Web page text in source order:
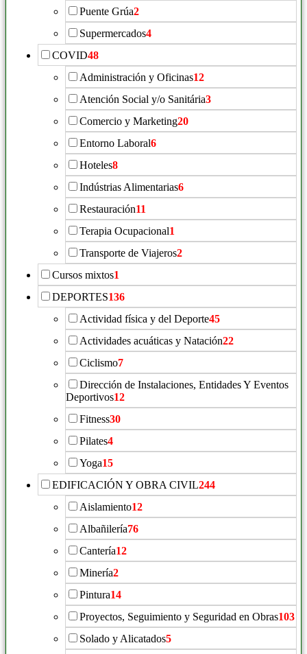
Puente Grúa2
Supermercados4
COVID48
Administración y Oficinas12
Atención Social y/o Sanitária3
Comercio y Marketing20
Entorno Laboral6
Hoteles8
Indústrias Alimentarias6
Restauración11
Terapia Ocupacional1
Transporte de Viajeros2
Cursos mixtos1
DEPORTES136
Actividad física y del Deporte45
Actividades acuáticas y Natación22
Ciclismo7
Dirección de Instalaciones, Entidades Y Eventos
Deportivos12
Fitness30
Pilates4
Yoga15
EDIFICACIÓN Y OBRA CIVIL244
Aislamiento12
Albañilería76
Cantería12
Minería2
Pintura14
Proyectos, Seguimiento y Seguridad en Obras103
Solado y Alicatados5